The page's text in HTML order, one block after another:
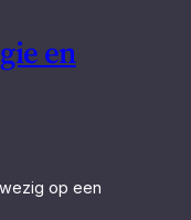
en
op een